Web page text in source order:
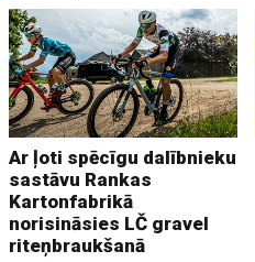
Ar ļoti spēcīgu dalībnieku
sastāvu Rankas
Kartonfabrikā
norisināsies LČ gravel
riteņbraukšanā